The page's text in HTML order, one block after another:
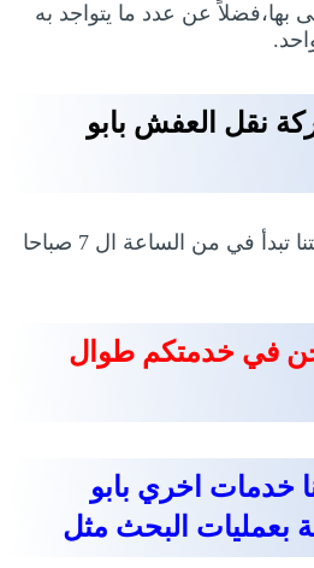
عن عدد ما يتواجد به
نقل العفش بابو
مواعيد العمل داخل شركتنا تبدأ في من الساعة ال 7 صباحا
في خدمتكم طوال
خدمات اخري بابو
بعمليات البحث مثل